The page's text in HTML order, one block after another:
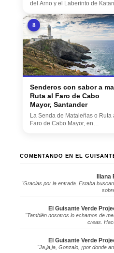
del Arno y el Laberinto de
8
Senderos con sabor a
Ruta al Faro de Cabo
Mayor, Santander
La Senda de Mataleñas o Ruta
Faro de Cabo Mayor, en
COMENTANDO EN EL
Iliana
"Gracias por la entrada. Estaba
El Guisante Verde
"También nosotros lo echamos de
creas.
El Guisante Verde
"Ja,ja,ja, Gonzalo, ¡por donde